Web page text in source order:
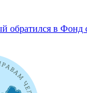
обратился в Фонд